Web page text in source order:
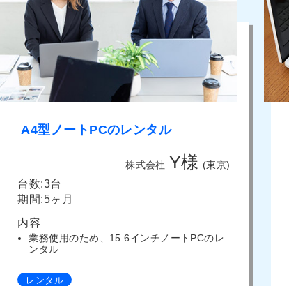
A4型ノートPCのレンタル
株式会社 Y様 (東京)
台数:3台
期間:5ヶ月
内容
業務使用のため、15.6インチノートPCのレ
ンタル
レンタル